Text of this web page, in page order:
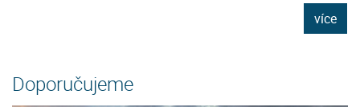
více
Doporučujeme